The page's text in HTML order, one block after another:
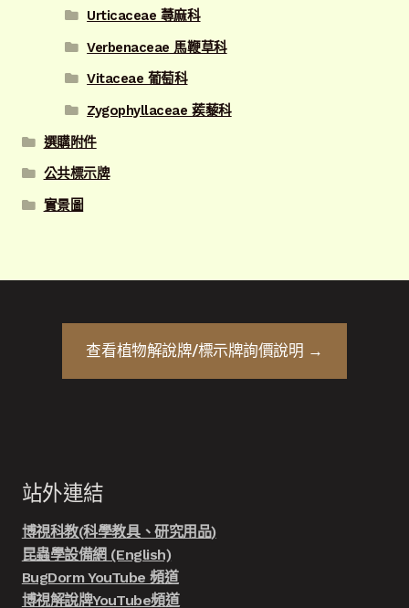
Urticaceae 蕁麻科
Verbenaceae 馬鞭草科
Vitaceae 葡萄科
Zygophyllaceae 蒺藜科
選購附件
公共標示牌
實景圖
查看植物解說牌/標示牌詢價說明 →
站外連結
博視科教(科學教具、研究用品)
昆蟲學設備網 (English)
BugDorm YouTube 頻道
博視解說牌YouTube頻道